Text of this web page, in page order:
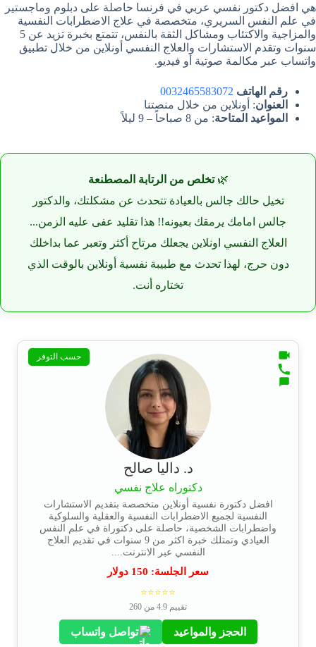
هي افضل دكتور نفسي عربي في فرنسا حاصلة على دبلوم وماجستير
في علم النفس السريري، متخصصة في علاج الاضطرابات النفسية
والمزاجية والاكتئاب ومشاكل الثقة بالنفس، تتمتع بخبرة تزيد عن 5
سنوات وتقدم الاستشارات والعلاج النفسي أونلاين من خلال تطبيق
واتساب عبر مكالمة صوتية أو فيديو.
رقم الهاتف 0032465583072
العنوان: أونلاين من خلال منصتنا
المواعيد المتاحة: من 8 صباحاً – 9 ليلاً
🌿تخلص من الرتابة المصطنعة
تخيل حالك جالس بالعيادة تتحدث عن مشكلتك، والدكتور
جالس امامك يرمقك بعيونه!! هذا تقليد عفى عليه الزمن...
العلاج النفسي اونلاين يجعلك مرتاح أكثر وتعبر عما بداخلك
دون حرج، لهذا تحدث مع طبيبة نفسية أونلاين بالوقت الذي
تختاره أنت.
حسب التوفر
د. داليا صالح
دكتوراه علاج نفسي
افضل دكتورة نفسية أونلاين متخصصة بتقديم الاستشارات
النفسية لجميع الاضطرابات النفسية والعقلية والسلوكية
واضطرابات الشخصية، حاصلة على دكتوراة في علم النفس
العيادي وتمتلك خبرة اكثر من 9 سنوات في تقديم العلاج
النفسي عبر الانترنت....
سعر الجلسة: 150 دولار
⭐⭐⭐⭐⭐
تقييم 4.9 من 260
الحجز والمواعيد تواصل واتساب